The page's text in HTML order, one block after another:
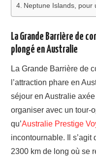
Neptune Islands, pour
La Grande Barrière de
plongé en Australie
La Grande Barrière de
l’attraction phare en
séjour en Australie
organiser avec un tour-
qu’Australie Prestige
incontournable. Il s’agit
2300 km de long où se